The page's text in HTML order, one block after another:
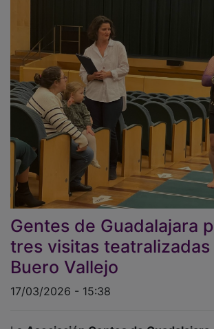
Gentes de Guadalajara
tres visitas teatralizadas
Buero Vallejo
17/03/2026 - 15:38